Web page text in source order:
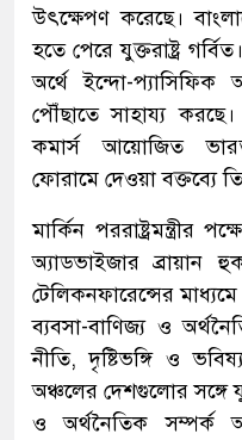
উৎক্ষেপণ করেছে।
হতে পেরে যুক্তরাষ্ট্র
অর্থে ইন্দো-প্যাসিফিক
পৌঁছাতে সাহায্য
কমার্স আয়োজিত
ফোরামে দেওয়া বক্তব্যে
মার্কিন পররাষ্ট্রমন্ত্রীর
অ্যাডভাইজার ব্রায়ান
টেলিকনফারেন্সের
ব্যবসা-বাণিজ্য ও
নীতি, দৃষ্টিভঙ্গি ও
অঞ্চলের দেশগুলোর সঙ্গে
ও অর্থনৈতিক সম্পর্ক